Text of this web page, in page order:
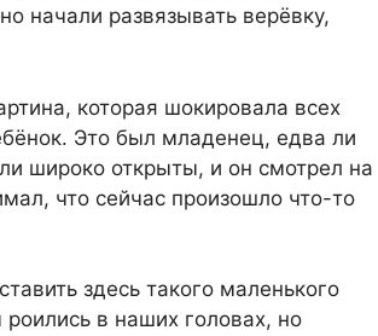
начали развязывать верёвку,
которая шокировала всех
Это был младенец, едва ли
широко открыты, и он смотрел на
что сейчас произошло что-то
здесь такого маленького
в наших головах, но